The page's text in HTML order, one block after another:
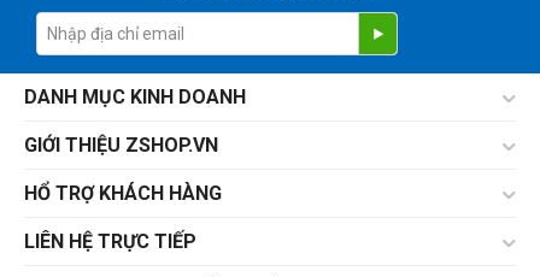
DANH MỤC KINH DOANH
GIỚI THIỆU ZSHOP.VN
HỔ TRỢ KHÁCH HÀNG
LIÊN HỆ TRỰC TIẾP